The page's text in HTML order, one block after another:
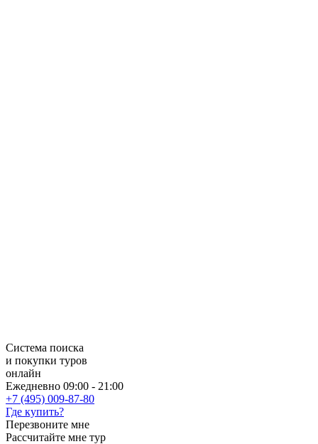
Система поиска
и покупки туров
онлайн
Ежедневно 09:00 - 21:00
+7 (495) 009-87-80
Где купить?
Перезвоните мне
Рассчитайте мне тур